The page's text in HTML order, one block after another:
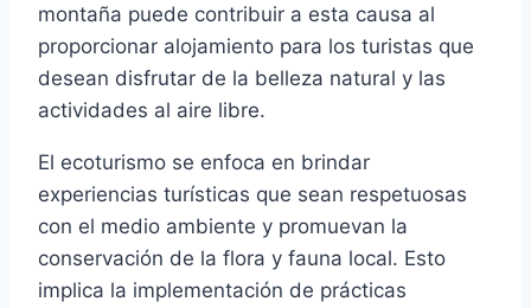
montaña puede contribuir a esta causa al
proporcionar alojamiento para los turistas que
desean disfrutar de la belleza natural y las
actividades al aire libre.
El ecoturismo se enfoca en brindar
experiencias turísticas que sean respetuosas
con el medio ambiente y promuevan la
conservación de la flora y fauna local. Esto
implica la implementación de prácticas